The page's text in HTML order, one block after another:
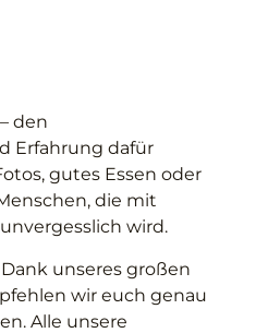
den
Erfahrung dafür
gutes Essen oder
die mit
wird.
unseres großen
wir euch genau
Alle unsere